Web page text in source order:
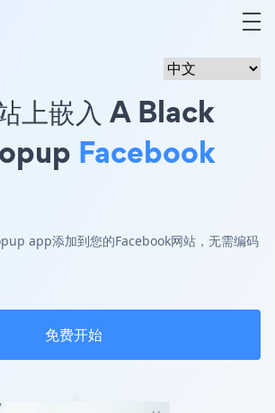
上嵌入 A Black
Facebook
app添加到您的Facebook网站，无需编码
免费开始